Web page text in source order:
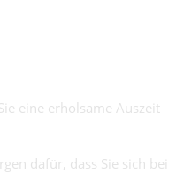
eine erholsame Auszeit
dafür, dass Sie sich bei